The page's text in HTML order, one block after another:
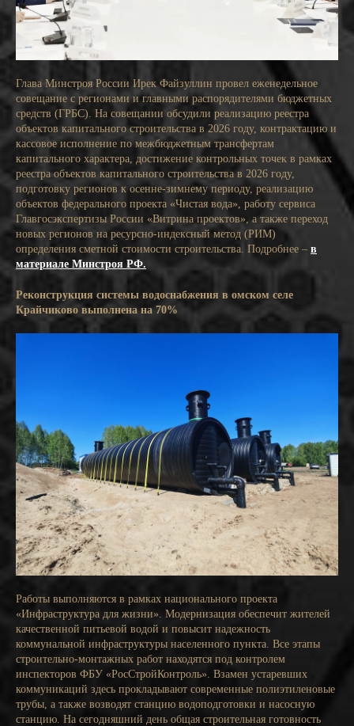
Глава Минстроя России Ирек Файзуллин провел еженедельное
совещание с регионами и главными распорядителями бюджетных
средств (ГРБС). На совещании обсудили реализацию реестра
объектов капитального строительства в 2026 году, контрактацию и
кассовое исполнение по межбюджетным трансфертам
капитального характера, достижение контрольных точек в рамках
реестра объектов капитального строительства в 2026 году,
подготовку регионов к осенне-зимнему периоду, реализацию
объектов федерального проекта «Чистая вода», работу сервиса
Главгосэкспертизы России «Витрина проектов», а также переход
новых регионов на ресурсно-индексный метод (РИМ)
определения сметной стоимости строительства. Подробнее – в
материале Минстроя РФ.
Реконструкция системы водоснабжения в омском селе
Крайчиково выполнена на 70%
Работы выполняются в рамках национального проекта
«Инфраструктура для жизни». Модернизация обеспечит жителей
качественной питьевой водой и повысит надежность
коммунальной инфраструктуры населенного пункта. Все этапы
строительно-монтажных работ находятся под контролем
инспекторов ФБУ «РосСтройКонтроль». Взамен устаревших
коммуникаций здесь прокладывают современные полиэтиленовые
трубы, а также возводят станцию водоподготовки и насосную
станцию. На сегодняшний день общая строительная готовность